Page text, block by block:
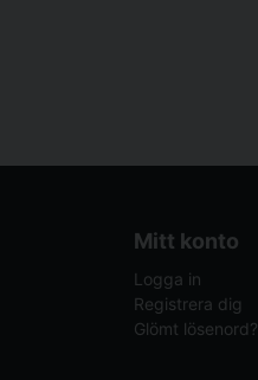
Mitt konto
Logga in
Registrera dig
Glömt lösenord?